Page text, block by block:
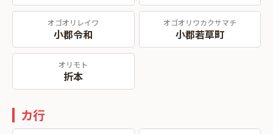
オゴオリレイワ
小郡令和
オゴオリワカクサマチ
小郡若草町
オリモト
折本
カ行